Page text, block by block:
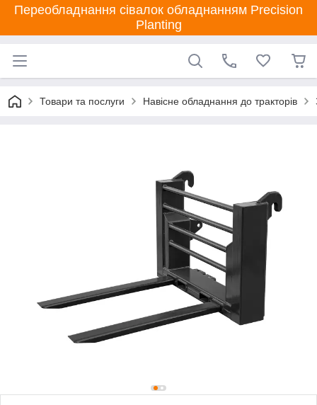
Переобладнання сівалок обладнанням Precision
Planting
Товари та послуги Навісне обладнання до тракторів